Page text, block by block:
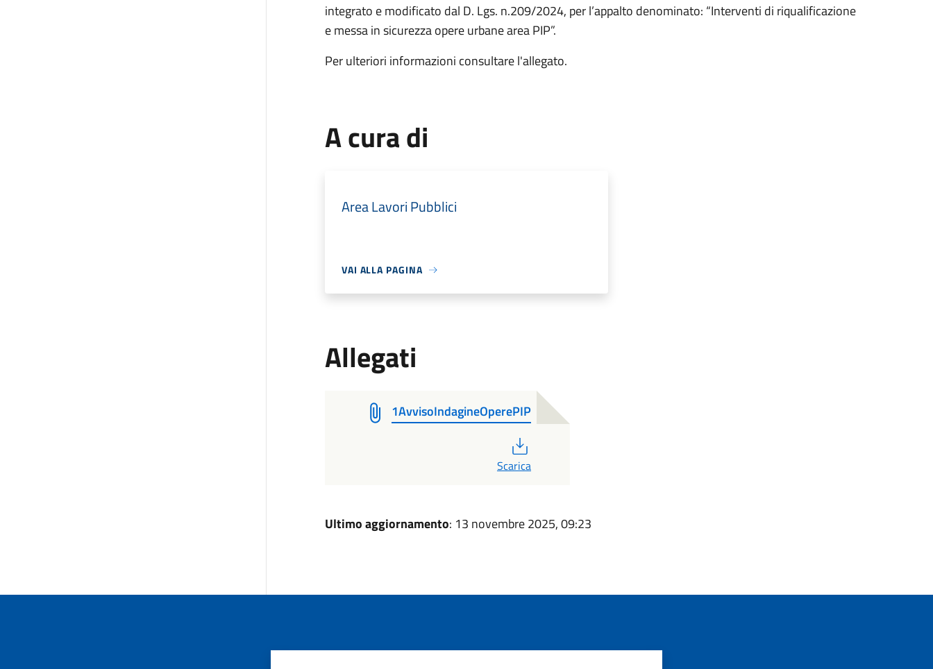
integrato e modificato dal D. Lgs. n.209/2024, per l’appalto denominato: “Interventi di riqualificazione
e messa in sicurezza opere urbane area PIP”.
Per ulteriori informazioni consultare l'allegato.
A cura di
Area Lavori Pubblici
VAI ALLA PAGINA
Allegati
1AvvisoIndagineOperePIP
Scarica
Ultimo aggiornamento: 13 novembre 2025, 09:23